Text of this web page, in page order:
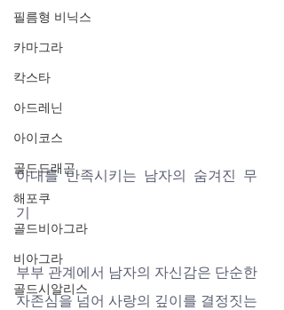
필름형 비닉스
카마그라
칵스타
아드레닌
아이코스
골드드래곤
해포쿠
골드비아그라
비아그라
골드시알리스
아내를 만족시키는 남자의 숨겨진 무
기
부부 관계에서 남자의 자신감은 단순한
자존심을 넘어 사랑의 깊이를 결정짓는